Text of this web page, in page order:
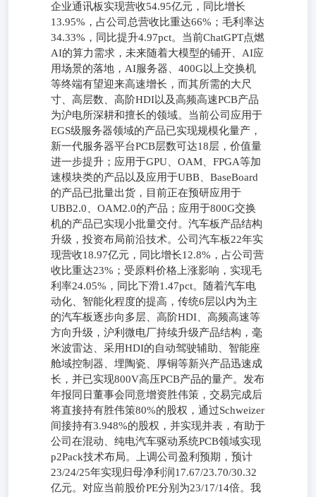
企业通讯板实现营收54.95亿元，同比增长
13.95%，占公司总营收比重达66%；毛利率达
34.33%，同比提升4.97pct。当前ChatGPT点燃
AI的算力需求，未来随着大模型的铺开、AI应
用场景的落地，AI服务器、400G以上交换机
等终端有望迎来高速增长，而其所需的大尺
寸、高层数、高阶HDI以及高频高速PCB产品
为沪电所深耕和擅长的领域。当前公司应用于
EGS级服务器领域的产品已实现规模化量产，
新一代服务器平台PCB层数可达18层，价值量
进一步提升；应用于GPU、OAM、FPGA等加
速模块类的产品以及应用于UBB、BaseBoard
的产品已批量出货，目前正在预研应用于
UBB2.0、OAM2.0的产品；应用于800G交换
机的产品已实现小批量交付。汽车板产品结构
升级，投资布局前沿技术。公司汽车板22年实
现营收18.97亿元，同比增长12.8%，占公司营
收比重达23%；受原料价格上涨影响，实现毛
利率24.05%，同比下滑1.47pct。随着汽车电
动化、智能化程度的提高，传统6层以内为主
的汽车板逐步向多层、高阶HDI、高频高速等
方向升级，沪利微电厂持续升级产品结构，毫
米波雷达、采用HDI的自动驾驶辅助、智能座
舱域控制器、埋陶瓷、厚铜等新兴产品迅速成
长，并已实现800V高压PCB产品的量产。发布
年报同日董事会同意增资胜伟策，交易完成后
将直接持有胜伟策80%的股权，通过Schweizer
间接持有3.948%的股权，并实现并表，有助于
公司在混动、纯电汽车驱动系统PCB领域实现
p2Pack技术布局。上调公司盈利预期，预计
23/24/25年实现归母净利润17.67/23.70/30.32
亿元。对应当前股价PE分别为23/17/14倍。我